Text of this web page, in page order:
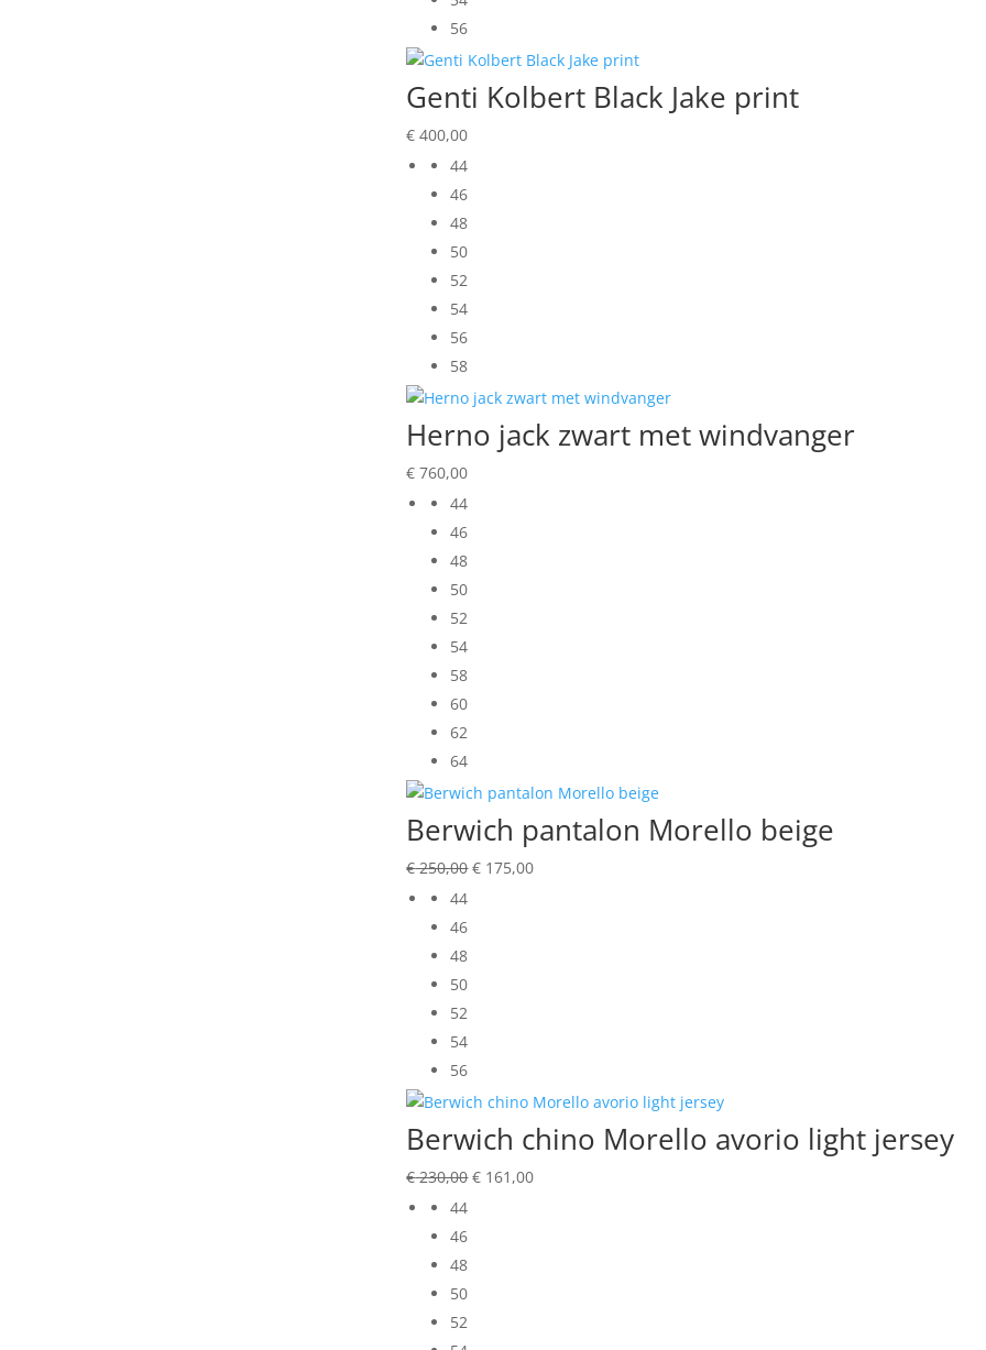
56
Genti Kolbert Black Jake print
€ 400,00
44
46
48
50
52
54
56
58
Herno jack zwart met windvanger
€ 760,00
44
46
48
50
52
54
58
60
62
64
Berwich pantalon Morello beige
€250,00Oorspronkelijke
€ 175,00Huidige
44
46
48
50
52
54
56
Berwich chino Morello avorio light jersey
€230,00Oorspronkelijke
€ 161,00Huidige
44
46
48
50
52